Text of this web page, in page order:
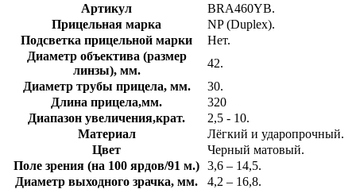
Артикул
BRA460YB.
Прицельная марка
NP (Duplex).
Подсветка прицельной марки
Нет.
Диаметр объектива (размер
линзы), мм.
42.
Диаметр трубы прицела, мм.
30.
Длина прицела,мм.
320
Диапазон увеличения,крат.
2,5 - 10.
Материал
Лёгкий и ударопрочный.
Цвет
Черный матовый.
Поле зрения (на 100 ярдов/91 м.) 3,6 – 14,5.
Диаметр выходного зрачка, мм.
4,2 – 16,8.